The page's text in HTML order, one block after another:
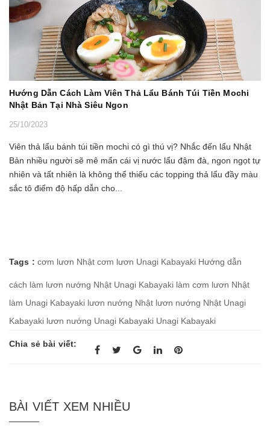
Hướng Dẫn Cách Làm Viên Thả Lẩu Bánh Túi Tiền Mochi
Nhật Bản Tại Nhà Siêu Ngon
25/10/2023
Viên thả lẩu bánh túi tiền mochi có gì thú vị? Nhắc đến lẩu Nhật
Bản nhiều người sẽ mê mẩn cái vị nước lẩu đậm đà, ngon ngọt tự
nhiên và tất nhiên là không thể thiếu các topping thả lẩu đầy màu
sắc tô điểm độ hấp dẫn cho...
Tags : cơm lươn Nhật cơm lươn Unagi Kabayaki Hướng dẫn
cách làm lươn nướng Nhật Unagi Kabayaki làm cơm lươn Nhật
làm Unagi Kabayaki lươn nướng Nhật lươn nướng Nhật Unagi
Kabayaki lươn nướng Unagi Kabayaki Unagi Kabayaki
Chia sẻ bài viết:
BÀI VIẾT XEM NHIỀU